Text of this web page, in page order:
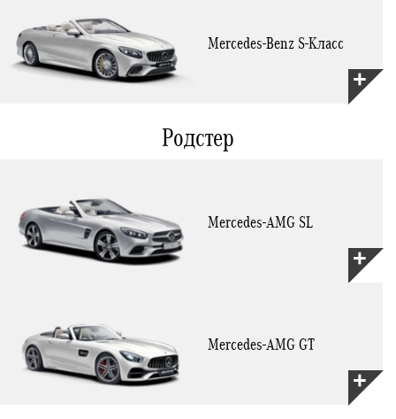
Mercedes-Benz S-Класс
Родстер
Mercedes-AMG SL
Mercedes-AMG GT